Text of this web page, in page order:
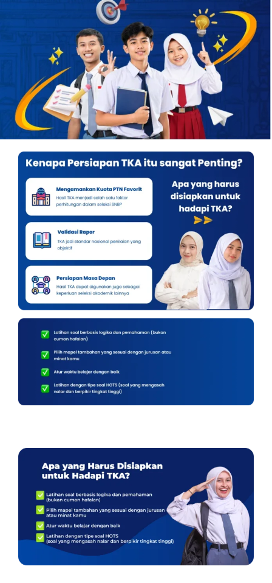
OUR PROGRAM
REGISTRATION
CONTACT US